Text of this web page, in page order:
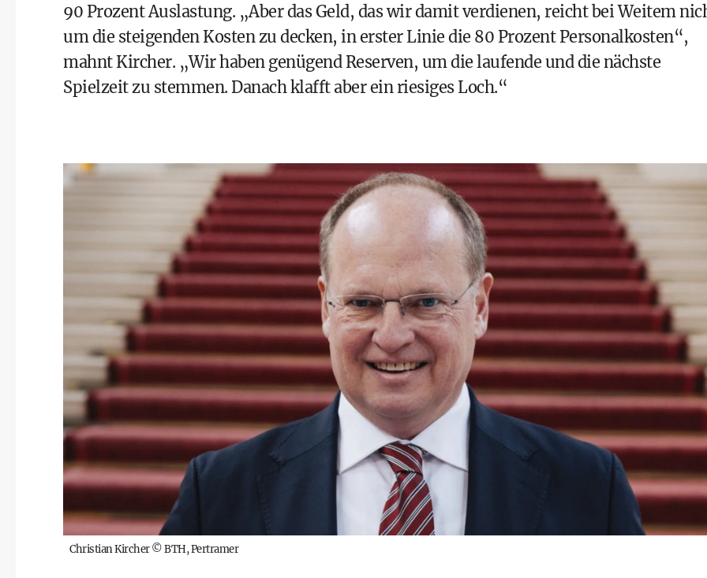
90 Prozent Auslastung. „Aber das Geld, das wir damit verdienen, reicht bei Weitem
um die steigenden Kosten zu decken, in erster Linie die 80 Prozent Personalkosten“,
mahnt Kircher. „Wir haben genügend Reserven, um die laufende und die nächste
Spielzeit zu stemmen. Danach klafft aber ein riesiges Loch.“
Christian Kircher©BTH, Pertramer